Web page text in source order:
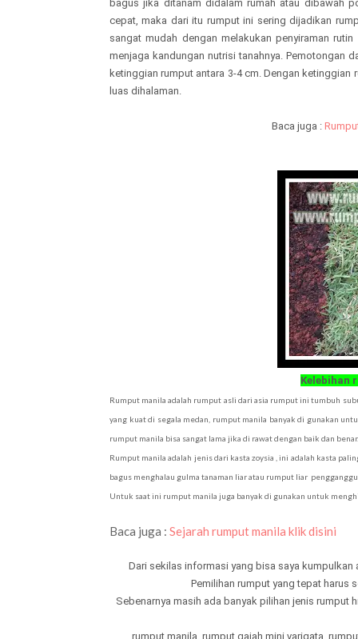
bagus jika ditanam didalam rumah atau dibawah
cepat, maka dari itu rumput ini sering dijadikan
sangat mudah dengan melakukan penyiraman
menjaga kandungan nutrisi tanahnya. Pemotongan
ketinggian rumput antara 3-4 cm. Dengan
luas dihalaman.
Baca juga :
Kelebihan
Rumput manila adalah rumput asli dari asia rumput ini tumbuh
yang kuat di segala medan, rumput manila banyak di gunakan
rumput manila bisa sangat lama jika di rawat dengan baik dan
Rumput manila adalah jenis dari kasta zoysia , ini adalah kasta
bagus menghalau gulma tanaman liar atau rumput liar
Untuk saat ini rumput manila juga banyak di gunakan untuk
Baca juga : Sejarah rumput manila klik disini
Dari sekilas informasi yang bisa saya
Pemilihan rumput yang tepat harus
Sebenarnya masih ada banyak pilihan jenis rumput
rumput manila, rumput gajah mini varigata,